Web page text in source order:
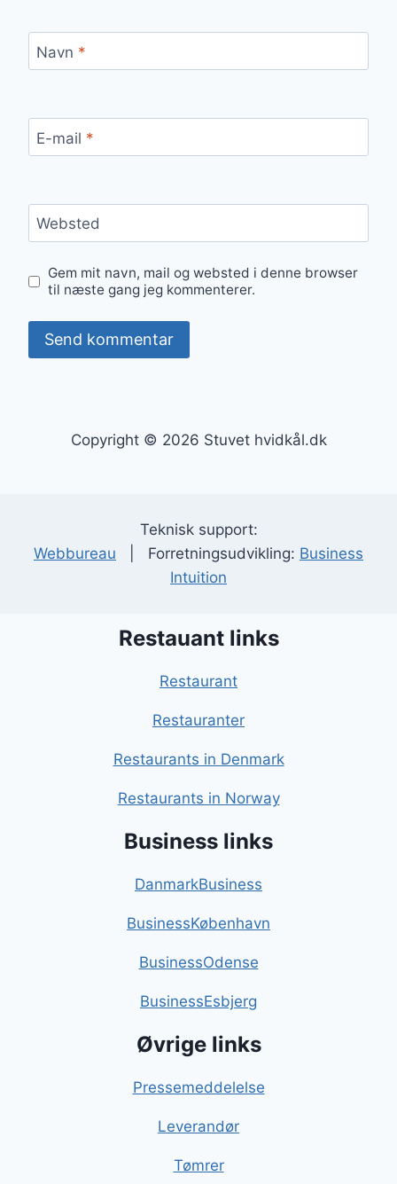
Navn *
E-mail *
Websted
Gem mit navn, mail og websted i denne browser
til næste gang jeg kommenterer.
Copyright © 2026 Stuvet hvidkål.dk
Teknisk support:
Webbureau | Forretningsudvikling: Business
Intuition
Restauant links
Restaurant
Restauranter
Restaurants in Denmark
Restaurants in Norway
Business links
DanmarkBusiness
BusinessKøbenhavn
BusinessOdense
BusinessEsbjerg
Øvrige links
Pressemeddelelse
Leverandør
Tømrer